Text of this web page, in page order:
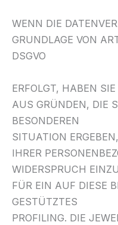
WENN DIE
GRUNDLAGE VON
DSGVO
ERFOLGT, HABEN
AUS GRÜNDEN, DIE
BESONDEREN
SITUATION
IHRER
WIDERSPRUCH
FÜR EIN AUF DIESE
GESTÜTZTES
PROFILING. DIE